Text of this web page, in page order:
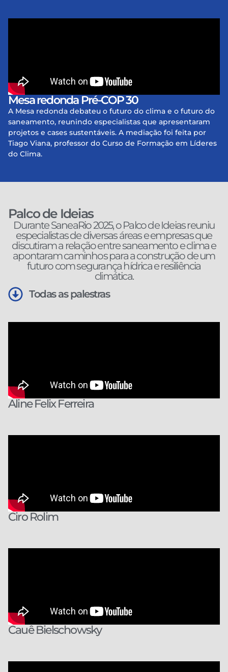
Mesa redonda Pré-COP 30
A Mesa redonda debateu o futuro do clima e o futuro do
saneamento, reunindo especialistas que apresentaram
projetos e cases sustentáveis. A mediação foi feita por
Tiago Viana, professor do Curso de Formação em Líderes
do Clima.
Palco de Ideias
Durante SaneaRio 2025, o Palco de Ideias reuniu
especialistas de diversas áreas e empresas que
discutiram a relação entre saneamento e clima e
apontaram caminhos para a construção de um
futuro com segurança hídrica e resiliência
climática.
Todas as palestras
Aline Felix Ferreira
Ciro Rolim
Cauê Bielschowsky